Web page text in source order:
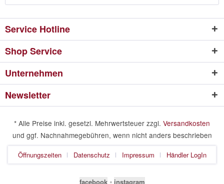
Service Hotline
Shop Service
Unternehmen
Newsletter
* Alle Preise inkl. gesetzl. Mehrwertsteuer zzgl. Versandkosten
und ggf. Nachnahmegebühren, wenn nicht anders beschrieben
Öffnungszeiten Datenschutz Impressum Händler LogIn
facebook ⦁ instagram